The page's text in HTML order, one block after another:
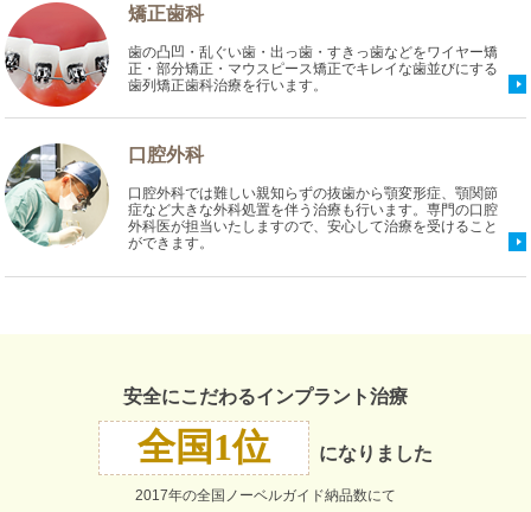
矯正歯科
歯の凸凹・乱ぐい歯・出っ歯・すきっ歯などをワイヤー矯
正・部分矯正・マウスピース矯正でキレイな歯並びにする
歯列矯正歯科治療を行います。
口腔外科
口腔外科では難しい親知らずの抜歯から顎変形症、顎関節
症など大きな外科処置を伴う治療も行います。専門の口腔
外科医が担当いたしますので、安心して治療を受けること
ができます。
安全にこだわるインプラント治療
全国1位 になりました
2017年の全国ノーベルガイド納品数にて